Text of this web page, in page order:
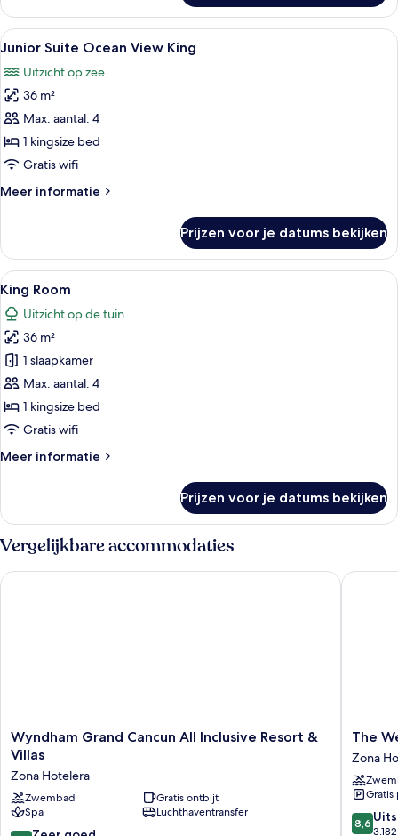
Double
Bed
Alle
foto's
voor
Junior
Suite
Ocean
View
laden
Luxe beddengoed, een gratis
4
Junior Suite Ocean View King
Uitzicht op zee
36 m²
Max. aantal: 4
1 kingsize bed
Gratis wifi
Meer informatie
Meer
Suite
Ocean
View
King
Prijzen voor je datums bekijken
Alle
foto's
voor
King
Room
laden
Een moderne hotelkamer met een
3
King Room
Uitzicht op de tuin
36 m²
1 slaapkamer
Max. aantal: 4
1 kingsize bed
Gratis wifi
Meer informatie
Meer
Room
Prijzen voor je datums bekijken
Vergelijkbare accommodaties
Wyndham
Grand
All
Inclusive
Resort
&
Wyndham Grand Cancun All Inclusive Resort &
Villas
Zona Hotelera
Zwembad
Gratis ontbijt
Spa
Luchthaventransfer
Wyndham Grand Cancun All Inclusive Resort & Villas
The
Westin
Cancun
Resort
&
Spa
Zona
The
Zona
Gratis
8.6
van
8,6
The